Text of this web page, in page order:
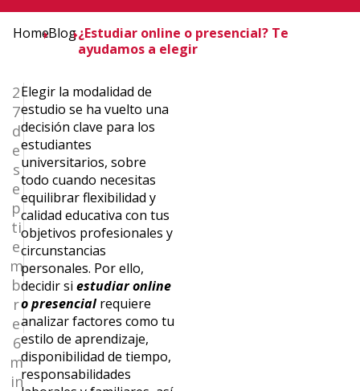
HomeBlog¿Estudiar online o presencial? Te
ayudamos a elegir
2
7
d
e
s
e
p
ti
e
m
b
r
e
6
m
in
Elegir la modalidad de
estudio se ha vuelto una
decisión clave para los
estudiantes
universitarios, sobre
todo cuando necesitas
equilibrar flexibilidad y
calidad educativa con tus
objetivos profesionales y
circunstancias
personales. Por ello,
decidir si estudiar online
o presencialrequiere
analizar factores como tu
estilo de aprendizaje,
disponibilidad de tiempo,
responsabilidades